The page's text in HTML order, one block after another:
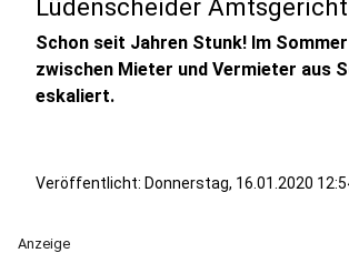
Lüdenscheider Amtsgericht
Schon seit Jahren Stunk! Im
zwischen Mieter und Vermieter aus
eskaliert.
Veröffentlicht: Donnerstag, 16.01.2020
Anzeige